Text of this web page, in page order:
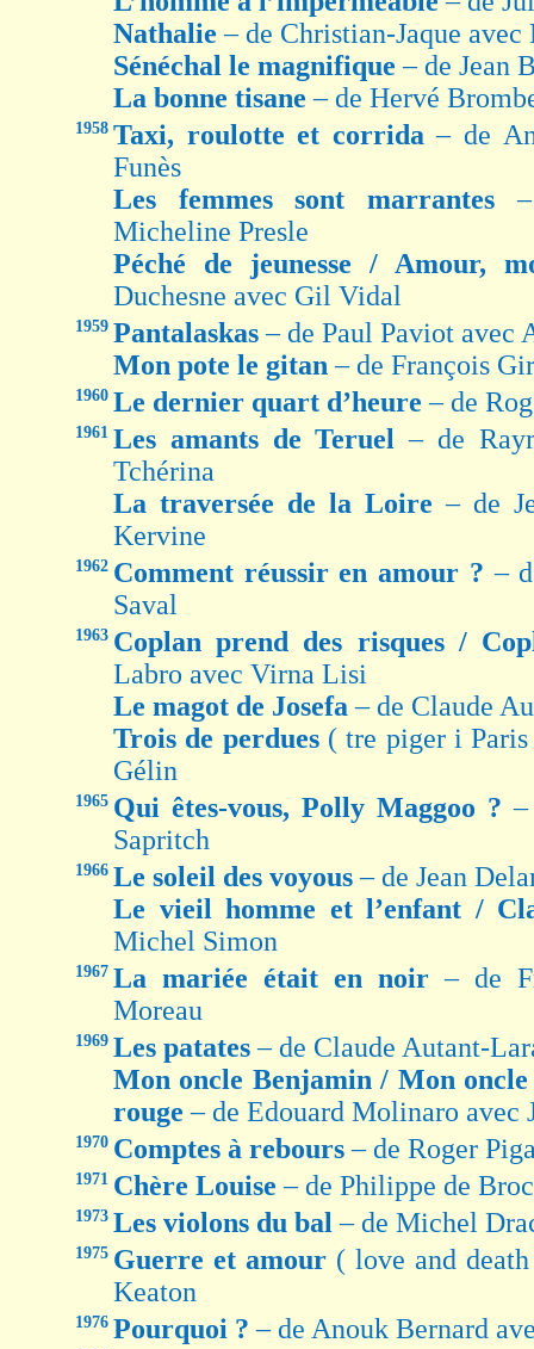
Nathalie– de Christian-Jaque
Sénéchal le magnifique– de Jean
La bonne tisane– de Hervé
1958 Taxi, roulotte et corrida– de
Funès
Les femmes sont marrantes
Micheline Presle
Péché de jeunesse / Amour,
Duchesne avec Gil Vidal
1959 Pantalaskas– de Paul Paviot avec
Mon pote le gitan– de François
1960 Le dernier quart d’heure– de
1961 Les amants de Teruel– de
Tchérina
La traversée de la Loire– de
Kervine
1962 Comment réussir en amour ?–
Saval
1963 Coplan prend des risques /
Labro avec Virna Lisi
Le magot de Josefa– de Claude
Trois de perdues ( tre piger i
Gélin
1965 Qui êtes-vous, Polly Maggoo ?
Sapritch
1966 Le soleil des voyous– de Jean
Le vieil homme et l’enfant /
Michel Simon
1967 La mariée était en noir– de
Moreau
1969 Les patates– de Claude Autant-
Mon oncle Benjamin / Mon
rouge– de Edouard Molinaro avec
1970 Comptes à rebours– de Roger
1971 Chère Louise– de Philippe de
1973 Les violons du bal– de Michel
1975 Guerre et amour ( love and
Keaton
1976 Pourquoi ?– de Anouk Bernard